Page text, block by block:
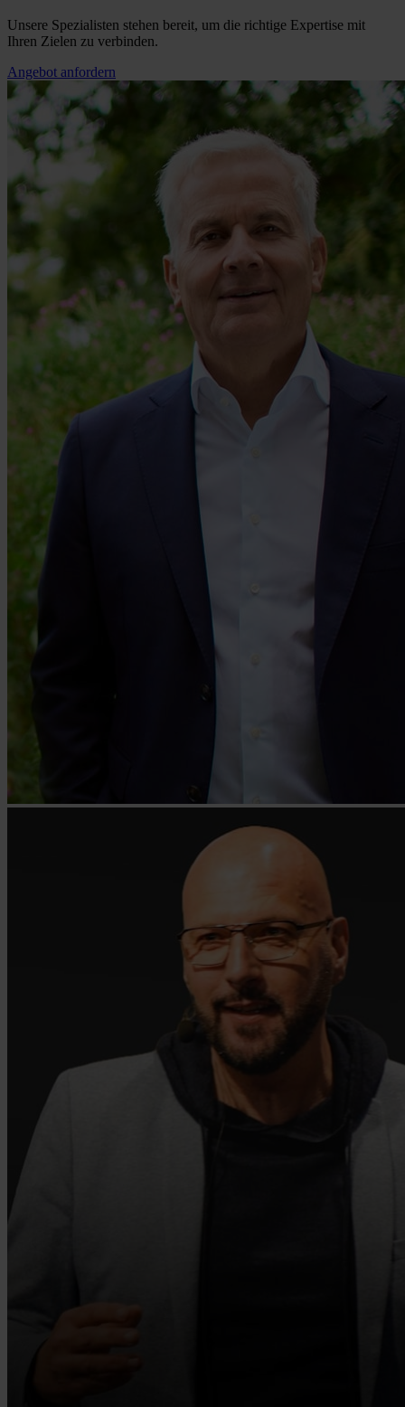
Unsere Spezialisten stehen bereit, um die richtige Expertise mit
Ihren Zielen zu verbinden.
Angebot anfordern